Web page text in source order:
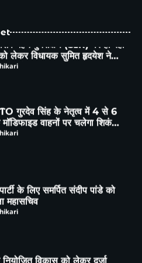
गुरदेव सिंह के नेतृत्व में 4 से 6
वाहनों पर चलेगा शिकंजा,
रेट्रो साइलेंसर पर होगी सख्त
के लिए समर्पित संदीप पांडे को
महासचिव
विकास को लेकर दर्जा